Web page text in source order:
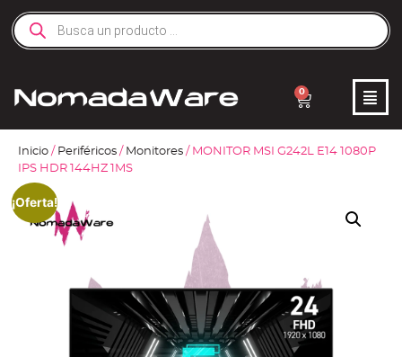
0
Inicio / Periféricos / Monitores / MONITOR MSI G242L E14 1080P
IPS HDR 144HZ 1MS
¡Oferta!